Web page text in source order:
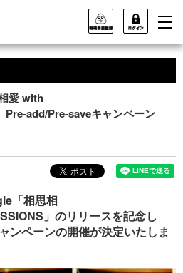
愛 with
add/Pre-saveキャンペーン
「相思相
」のリリースを記念し
ンペーンの開催が決定いたしま